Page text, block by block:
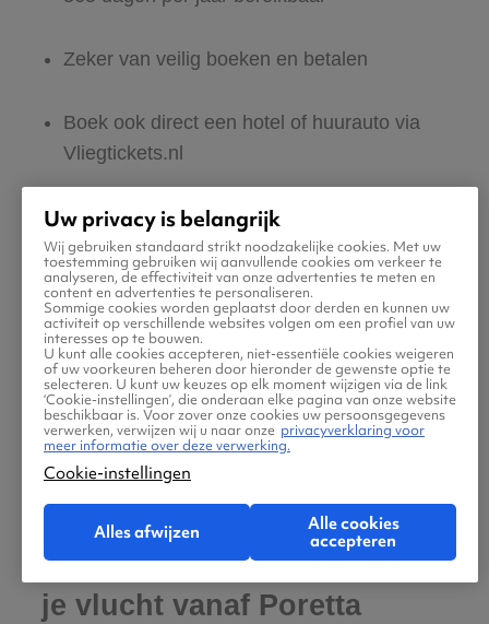
Zeker van veilig boeken en betalen
Boek ook direct een hotel of huurauto via
Vliegtickets.nl
Gratis tips, reisadvies en speciale
aanbiedingen voor vliegtickets naar Poretta
Jouw zoektocht naar vliegtickets moet
makkelijk én leuk zijn. Daarom helpen wij jou
maar al te graag met de reis naar Poretta! Ben
jij klaar om jouw tickets te zoeken en boeken?
Praktische informatie voor
je vlucht vanaf Poretta
Uw privacy is belangrijk
Wij gebruiken standaard strikt noodzakelijke cookies. Met uw
toestemming gebruiken wij aanvullende cookies om verkeer te
analyseren, de effectiviteit van onze advertenties te meten en
content en advertenties te personaliseren.
Sommige cookies worden geplaatst door derden en kunnen uw
activiteit op verschillende websites volgen om een profiel van uw
interesses op te bouwen.
U kunt alle cookies accepteren, niet-essentiële cookies weigeren
of uw voorkeuren beheren door hieronder de gewenste optie te
selecteren. U kunt uw keuzes op elk moment wijzigen via de link
‘Cookie-instellingen’, die onderaan elke pagina van onze website
beschikbaar is. Voor zover onze cookies uw persoonsgegevens
verwerken, verwijzen wij u naar onze privacyverklaring voor
meer informatie over deze verwerking.
Cookie-instellingen
Alles afwijzen
Alle cookies
accepteren